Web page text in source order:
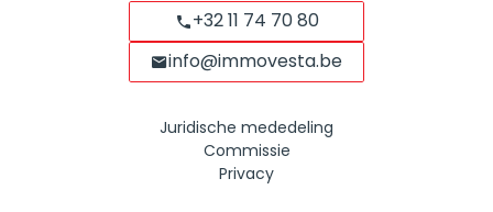
+32 11 74 70 80
info@immovesta.be
Juridische mededeling
Commissie
Privacy